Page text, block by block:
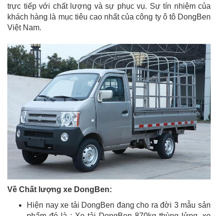
trực tiếp với chất lượng và sự phục vụ. Sự tín nhiệm của
khách hàng là mục tiêu cao nhất của công ty ô tô DongBen
Việt Nam.
Về Chất lượng xe DongBen:
Hiện nay xe tải DongBen đang cho ra đời 3 mẫu sản